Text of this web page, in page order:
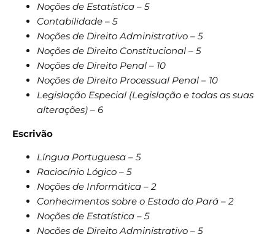
Noções de Estatística – 5
Contabilidade – 5
Noções de Direito Administrativo – 5
Noções de Direito Constitucional – 5
Noções de Direito Penal – 10
Noções de Direito Processual Penal – 10
Legislação Especial (Legislação e todas as suas
alterações) – 6
Escrivão
Língua Portuguesa – 5
Raciocínio Lógico – 5
Noções de Informática – 2
Conhecimentos sobre o Estado do Pará – 2
Noções de Estatística – 5
Noções de Direito Administrativo – 5